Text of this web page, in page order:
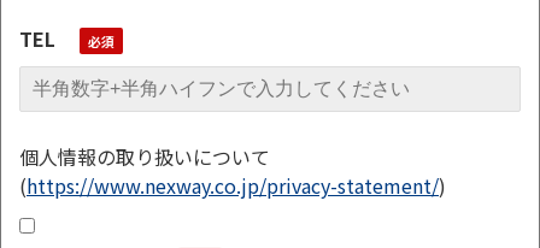
TEL
個人情報の取り扱いについて
(https://www.nexway.co.jp/privacy-statement/)